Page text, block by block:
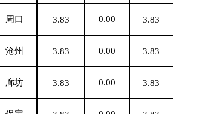
周口 3.83 0.00 3.83
沧州 3.83 0.00 3.83
廊坊 3.83 0.00 3.83